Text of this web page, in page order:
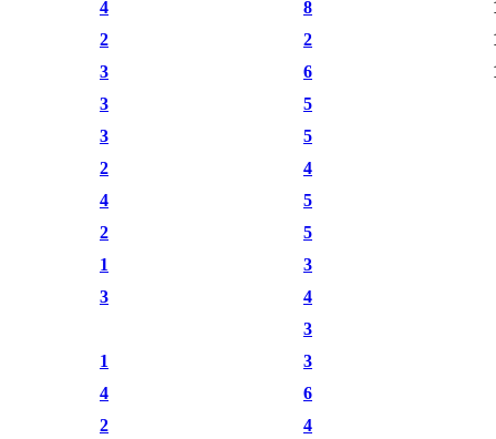
8
4
2
2
6
3
5
3
5
3
4
2
5
4
5
2
3
1
4
3
3
3
1
6
4
4
2